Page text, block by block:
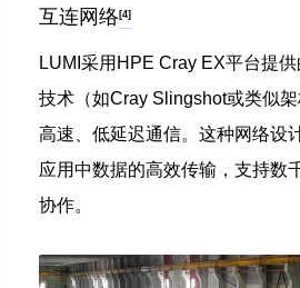
互连网络 [4]
LUMI采用HPE Cray EX平台提
技术（如Cray Slingshot或类似
高速、低延迟通信。这种网络设
应用中数据的高效传输，支持数
协作。